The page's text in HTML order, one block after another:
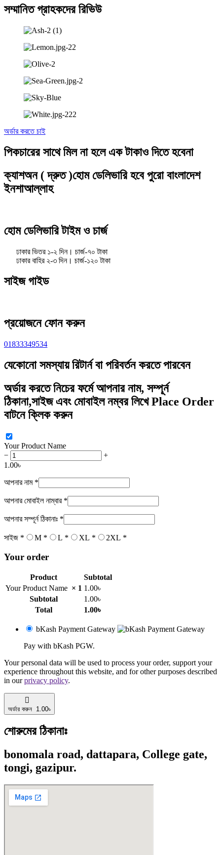
সম্মানিত গ্রাহকদের রিভিউ
অর্ডার করতে চাই
পিকচারের সাথে মিল না হলে এক টাকাও দিতে হবেনা
ক্যাশঅন ( দ্রুত )হোম ডেলিভারি হবে পুরো বাংলাদেশ
ইনশাআল্লাহ
হোম ডেলিভারি টাইম ও চার্জ
ঢাকার ভিতর ১-২ দিন। চার্জ-৭০ টাকা
ঢাকার বাহির ২-৩ দিন। চার্জ-১২০ টাকা
সাইজ গাইড
প্রয়োজনে ফোন করুন
01833349534
যেকোনো সমস্যায় রিটার্ন বা পরিবর্তন করতে পারবেন
অর্ডার করতে নিচের ফর্মে আপনার নাম, সম্পূর্ন
ঠিকানা,সাইজ এবং মোবাইল নম্বর লিখে Place Order
বাটনে ক্লিক করুন
Your Product Name
−
+
1.00৳
আপনার নাম *
আপনার মোবাইল নাম্বার *
আপনার সম্পূর্ন ঠিকানাঃ *
সাইজ * M * L * XL * 2XL *
Your order
Product
Subtotal
Your Product Name × 1 1.00৳
Subtotal
1.00৳
Total
1.00৳
bKash Payment Gateway
Pay with bKash PGW.
Your personal data will be used to process your order, support your
experience throughout this website, and for other purposes described
in ourprivacy policy.
অর্ডার করুন 1.00৳
শোরুমের ঠিকানাঃ
bonomala road, dattapara, College gate,
tongi, gazipur.